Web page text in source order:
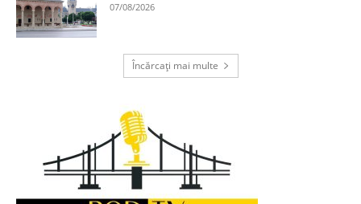
07/08/2026
Încărcați mai multe